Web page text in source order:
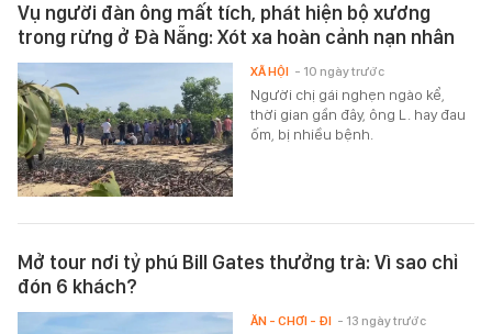
Vụ người đàn ông mất tích, phát hiện bộ xương
trong rừng ở Đà Nẵng: Xót xa hoàn cảnh nạn nhân
Người chị gái nghẹn ngào kể,
thời gian gần đây, ông L. hay đau
ốm, bị nhiều bệnh.
XÃ HỘI - 10 ngày trước
Mở tour nơi tỷ phú Bill Gates thưởng trà: Vì sao chỉ
đón 6 khách?
ĂN - CHƠI - ĐI - 13 ngày trước